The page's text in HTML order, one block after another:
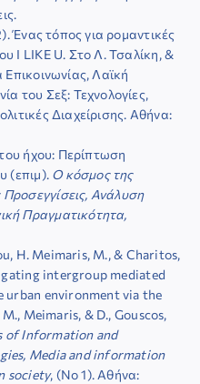
Ένας τόπος για ρομαντικές
I LIKE U. Στο Λ. Τσαλίκη, &
Λαϊκή
του Σεξ: Τεχνολογίες,
Διαχείρισης. Αθήνα:
ήχου: Περίπτωση
(επιμ). Ο κόσμος της
Ανάλυση
Πραγματικότητα,
H. Meimaris, M., & Charitos,
intergroup mediated
environment via the
Meimaris, & D., Gouscos,
of Information and
Media and information
society, (No 1). Αθήνα: